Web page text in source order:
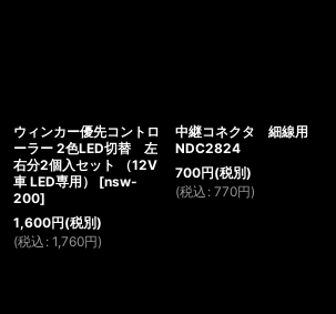
ウィンカー優先コントロ
ーラー 2色LED切替 左
右分2個入セット （12V
車 LED専用）
[nsw-
200]
1,600円(税別)
(税込 : 1,760円)
中継コネクタ 細線用
NDC2824
700円(税別)
(税込 : 770円)